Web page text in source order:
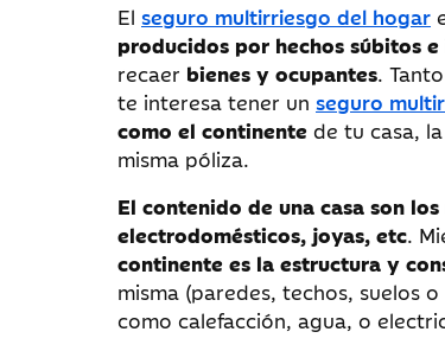
El seguro multirriesgo del hogar
producidos por hechos súbitos
recaer bienes y ocupantes.
te interesa tener un seguro
como el continente de tu casa, la
misma póliza.
El contenido de una casa son
electrodomésticos, joyas, etc.
continente es la estructura y
misma (paredes, techos, suelos
como calefacción, agua, o